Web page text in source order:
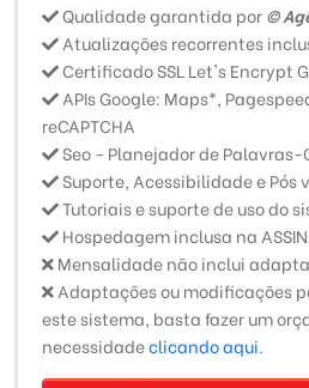
Qualidade garantida por©
Atualizações recorrentes
Certificado SSL Let's Encrypt
APIs Google: Maps*,
reCAPTCHA
Seo - Planejador de Palavras-
Suporte, Acessibilidade e Pós
Tutoriais e suporte de uso do
Hospedagem inclusa na
Mensalidade não inclui
Adaptações ou modificações
este sistema, basta fazer um
necessidadeclicando aqui.